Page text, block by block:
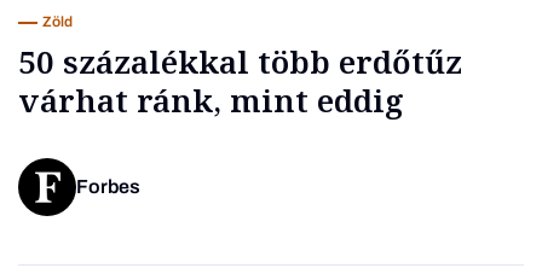
Zöld
50 százalékkal több erdőtűz
várhat ránk, mint eddig
Forbes